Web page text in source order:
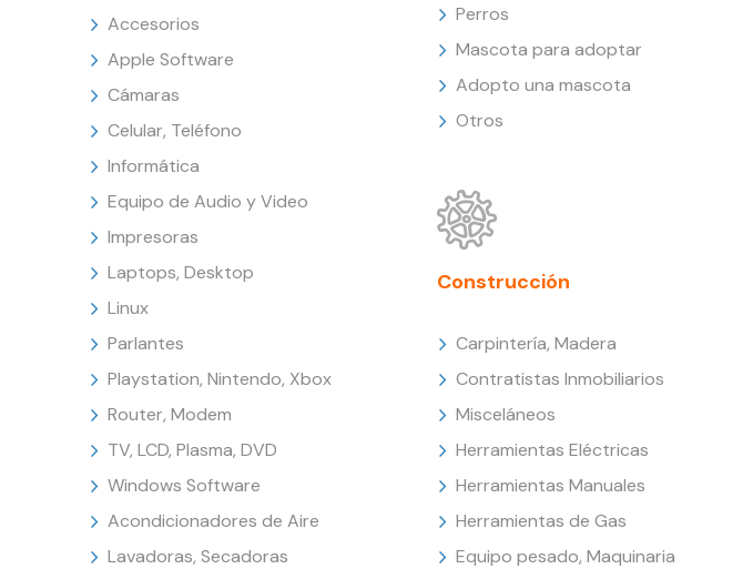
Accesorios
Apple Software
Cámaras
Celular, Teléfono
Informática
Equipo de Audio y Video
Impresoras
Laptops, Desktop
Linux
Parlantes
Playstation, Nintendo, Xbox
Router, Modem
TV, LCD, Plasma, DVD
Windows Software
Acondicionadores de Aire
Lavadoras, Secadoras
Perros
Mascota para adoptar
Adopto una mascota
Otros
Construcción
Carpintería, Madera
Contratistas Inmobiliarios
Misceláneos
Herramientas Eléctricas
Herramientas Manuales
Herramientas de Gas
Equipo pesado, Maquinaria